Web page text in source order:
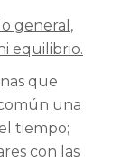
general,
equilibrio.
que
una
tiempo;
con las